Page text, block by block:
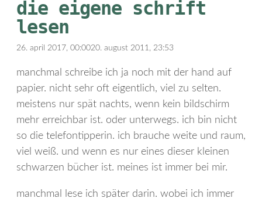
die eigene schrift
lesen
26. april 2017, 00:0020. august 2011, 23:53
manchmal schreibe ich ja noch mit der hand auf
papier. nicht sehr oft eigentlich, viel zu selten.
meistens nur spät nachts, wenn kein bildschirm
mehr erreichbar ist. oder unterwegs. ich bin nicht
so die telefontipperin. ich brauche weite und raum,
viel weiß. und wenn es nur eines dieser kleinen
schwarzen bücher ist. meines ist immer bei mir.
manchmal lese ich später darin. wobei ich immer